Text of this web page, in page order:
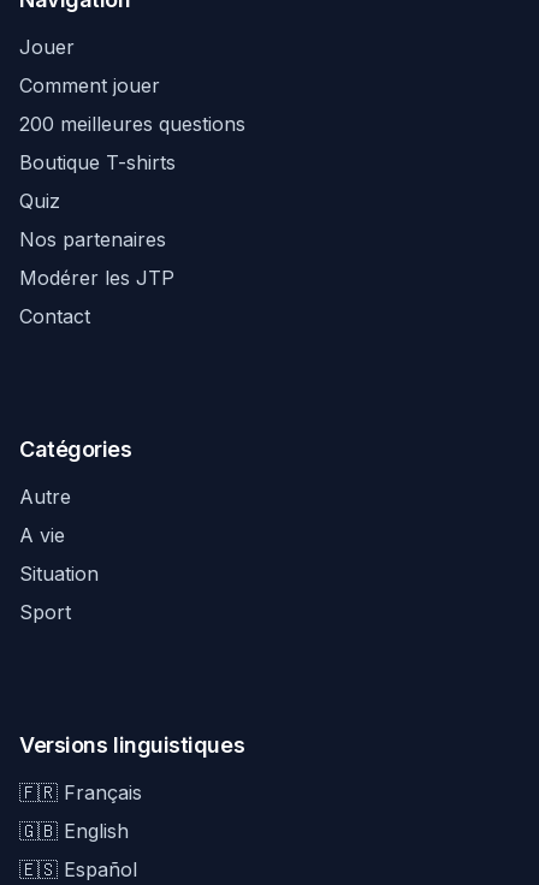
Jouer
Comment jouer
200 meilleures questions
Boutique T-shirts
Quiz
Nos partenaires
Modérer les JTP
Contact
Catégories
Autre
A vie
Situation
Sport
Versions linguistiques
🇫🇷 Français
🇬🇧 English
🇪🇸 Español